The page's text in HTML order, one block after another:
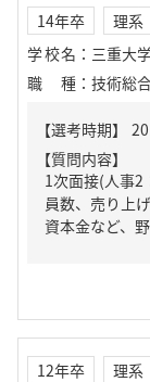
14年卒 理系
学校名 ： 三重大
職種 ： 技術総
【質問内容】
1次面接(人事2
員数、売り上
資本金など、
12年卒 理系